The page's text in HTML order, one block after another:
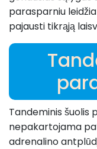
parasparniu
pajausti tikrąją
Tandeminis šuolis
nepakartojama
adrenalino